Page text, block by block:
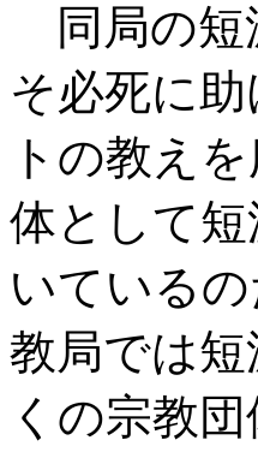
同局の短
そ必死に
トの教え
体として
いている
教局では
くの宗教